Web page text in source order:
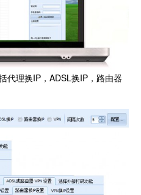
理换IP，ADSL换IP，路由器